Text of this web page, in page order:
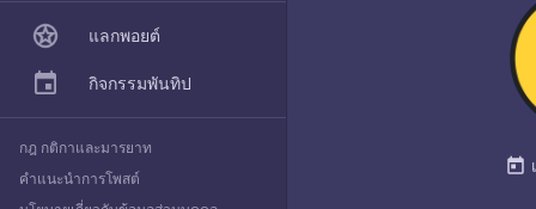
today
Explore
แลกพอยต์
กิจกรรมพันทิป
กฎ กติกาและมารยาท
คำแนะนำการโพสต์